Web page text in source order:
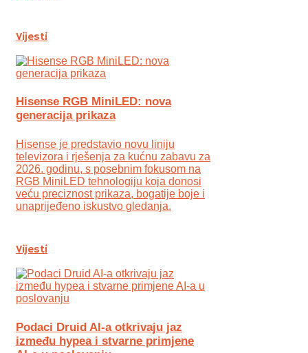
Vijesti
Hisense RGB MiniLED: nova
generacija prikaza
Hisense je predstavio novu liniju
televizora i rješenja za kućnu zabavu za
2026. godinu, s posebnim fokusom na
RGB MiniLED tehnologiju koja donosi
veću preciznost prikaza, bogatije boje i
unaprijeđeno iskustvo gledanja.
Vijesti
Podaci Druid AI-a otkrivaju jaz
između hypea i stvarne primjene